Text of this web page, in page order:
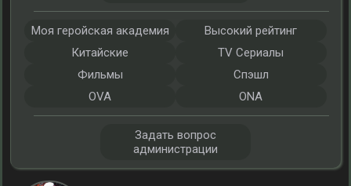
Моя геройская академия
Высокий рейтинг
Китайские
TV Сериалы
Фильмы
Спэшл
OVA
ONA
Задать вопрос
администрации